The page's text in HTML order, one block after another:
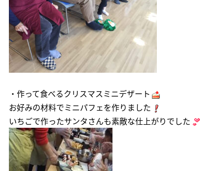
・作って食べるクリスマスミニデザート
お好みの材料でミニパフェを作りました
いちごで作ったサンタさんも素敵な仕上がりでした